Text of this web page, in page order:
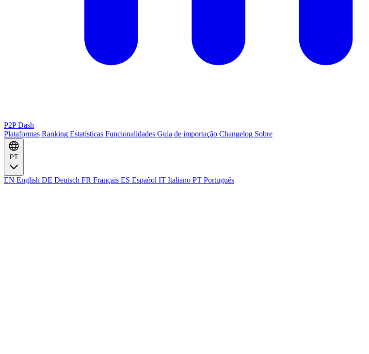
P2P Dash
Plataformas Ranking Estatísticas Funcionalidades Guia de importação Changelog Sobre
PT
EN English DE Deutsch FR Français ES Español IT Italiano PT Português